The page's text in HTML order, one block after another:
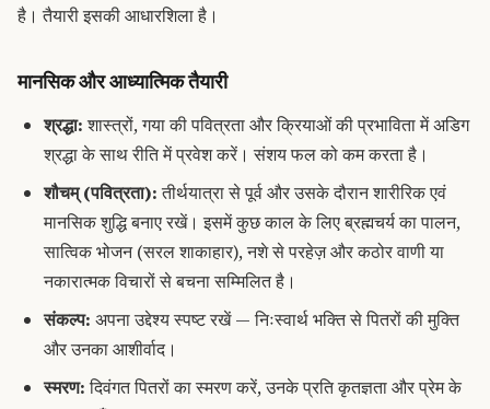
है। तैयारी इसकी आधारशिला है।
मानसिक और आध्यात्मिक तैयारी
श्रद्धा:शास्त्रों, गया की पवित्रता और क्रियाओं की प्रभाविता में अडिग
श्रद्धा के साथ रीति में प्रवेश करें। संशय फल को कम करता है।
शौचम् (पवित्रता):तीर्थयात्रा से पूर्व और उसके दौरान शारीरिक एवं
मानसिक शुद्धि बनाए रखें। इसमें कुछ काल के लिए ब्रह्मचर्य का पालन,
सात्विक भोजन (सरल शाकाहार), नशे से परहेज़ और कठोर वाणी या
नकारात्मक विचारों से बचना सम्मिलित है।
संकल्प: अपना उद्देश्य स्पष्ट रखें — निःस्वार्थ भक्ति से पितरों की मुक्ति
और उनका आशीर्वाद।
स्मरण:दिवंगत पितरों का स्मरण करें, उनके प्रति कृतज्ञता और प्रेम के